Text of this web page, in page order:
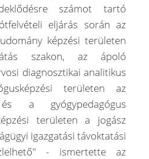
számot tartó
eljárás során az
képzési területen
szakon, az ápoló
diagnosztikai analitikus
területen az
és a gyógypedagógus
területen a jogász
igazgatási távoktatási
- ismertette az